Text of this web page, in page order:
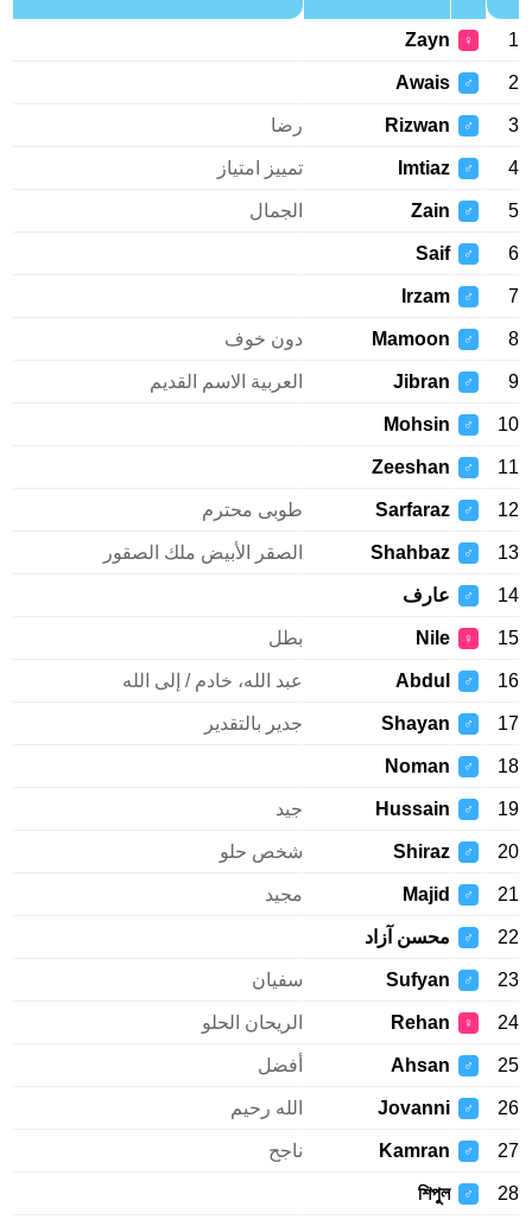
1
♀
Zayn
2
♂
Awais
3
♂
Rizwan رضا
4
♂
Imtiaz تمييز امتياز
5
♂
Zain الجمال
6
♂
Saif
7
♂
Irzam
8
♂
Mamoon دون خوف
9
♂
Jibran العربية الاسم القديم
10
♂
Mohsin
11
♂
Zeeshan
12
♂
Sarfaraz طوبى محترم
13
♂
Shahbaz الصقر الأبيض ملك الصقور
14
♂ عارف
15
♀
Nile بطل
16
♂
Abdul عبد الله، خادم / إلى الله
17
♂
Shayan جدير بالتقدير
18
♂
Noman
19
♂
Hussain جيد
20
♂
Shiraz شخص حلو
21
♂
Majid مجيد
22
♂ محسن آزاد
23
♂
Sufyan سفيان
24
♀
Rehan الريحان الحلو
25
♂
Ahsan أفضل
26
♂
Jovanni الله رحيم
27
♂
Kamran ناجح
28
♂
শিপুল